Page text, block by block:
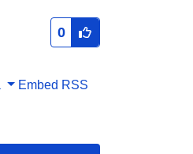
0
Embed RSS